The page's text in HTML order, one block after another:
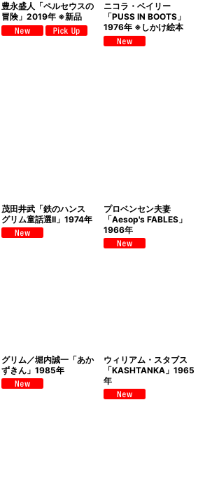
豊永盛人「ペルセウスの
冒険」2019年 ※新品
ニコラ・ベイリー
「PUSS IN BOOTS」
1976年 ※しかけ絵本
茂田井武「鉄のハンス
グリム童話選II」1974年
プロベンセン夫妻
「Aesop's FABLES」
1966年
グリム／堀内誠一「あか
ずきん」1985年
ウィリアム・スタブス
「KASHTANKA」1965
年